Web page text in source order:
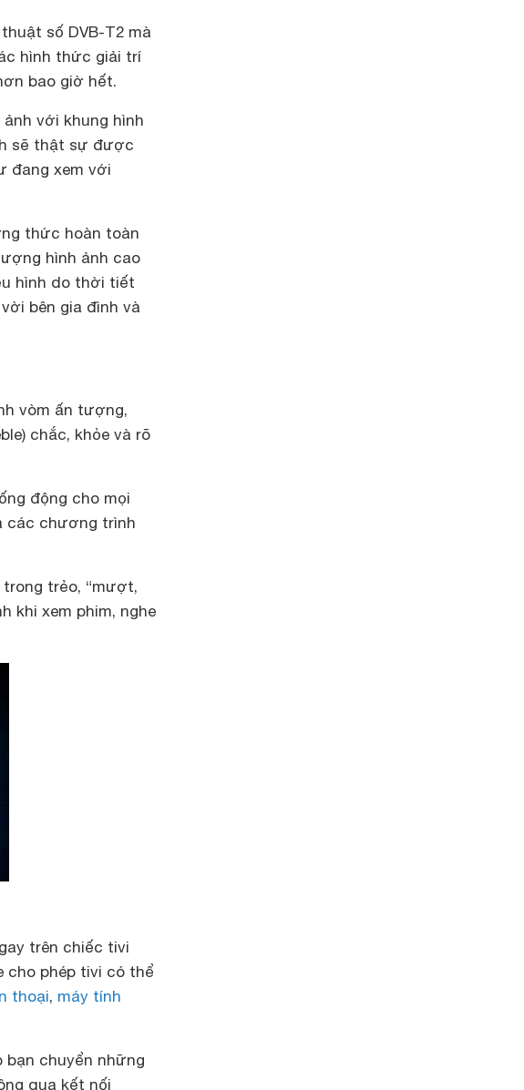
số DVB-T2 mà
hình thức giải trí
bao giờ hết.
với khung hình
sẽ thật sự được
đang xem với
thức hoàn toàn
hình ảnh cao
hình do thời tiết
bên gia đình và
vòm ấn tượng,
chắc, khỏe và rõ
động cho mọi
các chương trình
trẻo, “mượt,
khi xem phim, nghe
trên chiếc tivi
cho phép tivi có thể
thoại, máy tính
bạn chuyển những
qua kết nối